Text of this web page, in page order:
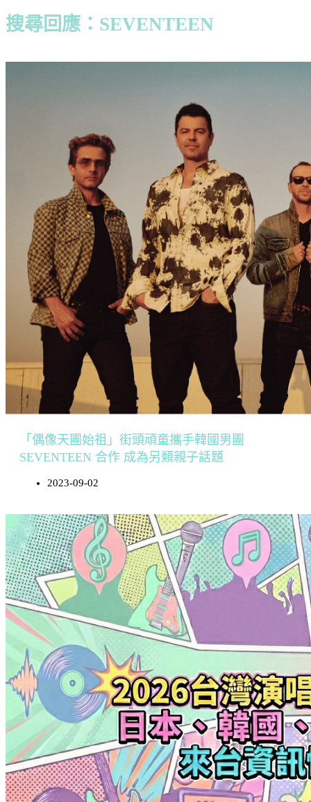
搜尋回應：SEVENTEEN
「偶像天團始祖」街頭頑童攜手韓國男團
SEVENTEEN 合作 成為另類親子話題
2023-09-02